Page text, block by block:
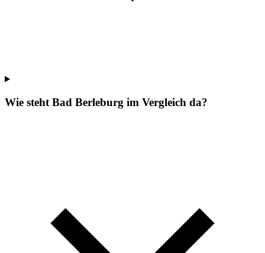
Wie steht Bad Berleburg im Vergleich da?